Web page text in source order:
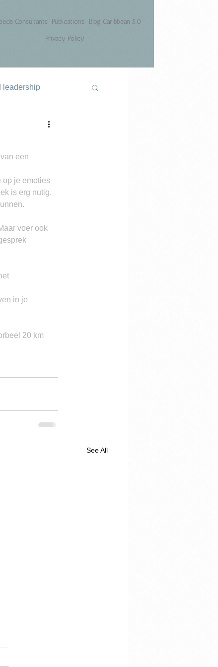
Consultants Publications
Blog Caribbean 5.0
Privacy Policy
leadership
een
op je emoties
is erg nutig.
voer ook
in je
20 km
See All